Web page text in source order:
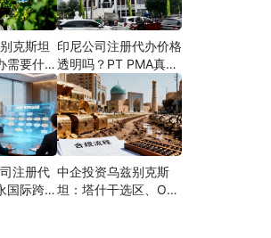
克斯坦
需要什么
单、流程
印尼公司注册代办价格
透明吗？PT PMA真实
费用拆解与防坑指南
注册代
国际跨境
中企投资乌兹别克斯
坦：塔什干选区、ODI